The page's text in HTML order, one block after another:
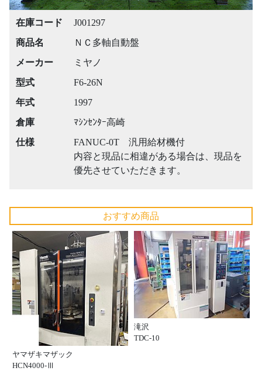
在庫コード
J001297
商品名
ＮＣ多軸自動盤
メーカー
ミヤノ
型式
F6-26N
年式
1997
倉庫
ﾏｼﾝｾﾝﾀｰ高崎
仕様
FANUC-0T 汎用給材機付
内容と現品に相違がある場合は、現品を
優先させていただきます。
おすすめ商品
ヤマザキマザック
HCN4000-Ⅲ
滝沢
TDC-10